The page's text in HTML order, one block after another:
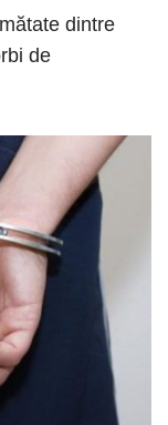
dintre
de